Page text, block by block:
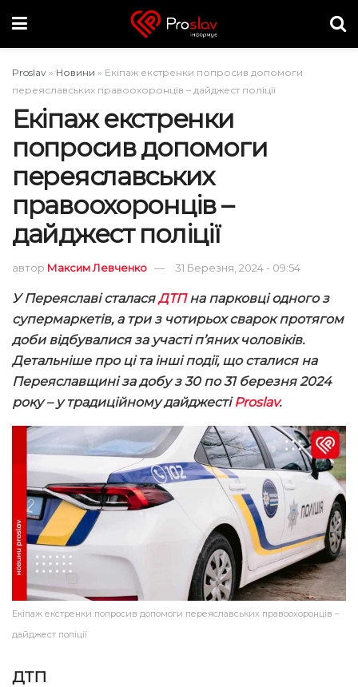
Proslav » Новини » Екіпаж екстренки попросив допомоги
переяславських правоохоронців – дайджест поліції
Екіпаж екстренки
попросив допомоги
переяславських
правоохоронців –
дайджест поліції
автор Максим Левченко 31 Березня, 2024 - 09:54
У Переяславі сталасяДТПна парковці одного з
супермаркетів, а три з чотирьох сварок протягом
доби відбувалися за участі п’яних чоловіків.
Детальніше про ці та інші події, що сталися на
Переяславщині за добу з 30 по 31 березня 2024
року – у традиційному дайджестіProslav.
Екіпаж екстренки попросив допомоги переяславських правоохоронців –
дайджест поліції
ДТП